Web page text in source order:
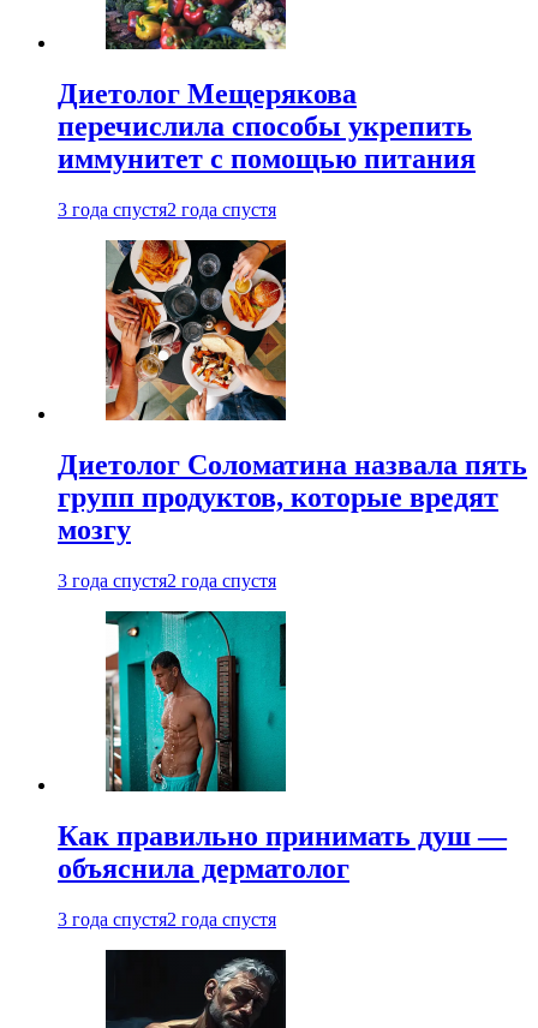
Диетолог Мещерякова
перечислила способы укрепить
иммунитет с помощью питания
3 года спустя2 года спустя
Диетолог Соломатина назвала пять
групп продуктов, которые вредят
мозгу
3 года спустя2 года спустя
Как правильно принимать душ —
объяснила дерматолог
3 года спустя2 года спустя